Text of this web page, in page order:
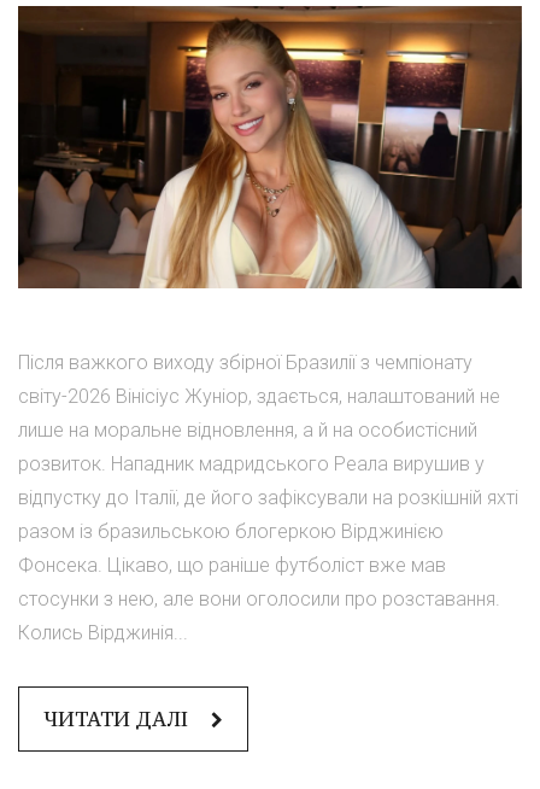
Після важкого виходу збірної Бразилії з чемпіонату
світу-2026 Вінісіус Жуніор, здається, налаштований не
лише на моральне відновлення, а й на особистісний
розвиток. Нападник мадридського Реала вирушив у
відпустку до Італії, де його зафіксували на розкішній яхті
разом із бразильською блогеркою Вірджинією
Фонсека. Цікаво, що раніше футболіст вже мав
стосунки з нею, але вони оголосили про розставання.
Колись Вірджинія...
ЧИТАТИ ДАЛІ